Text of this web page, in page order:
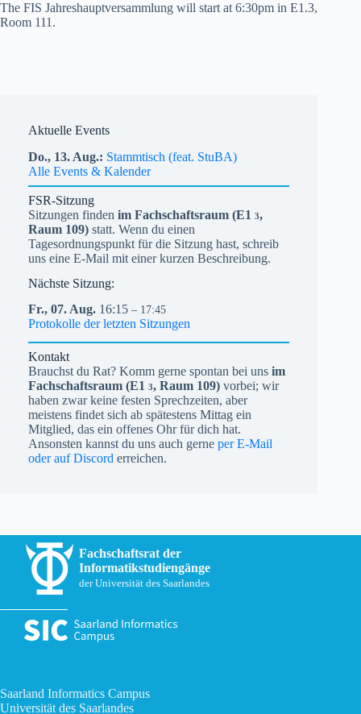
The FIS Jahreshauptversammlung will start at 6:30pm in E1.3,
Room 111.
Aktuelle Events
Do., 13. Aug. Stammtisch (feat. StuBA)
Alle Events & Kalender
FSR-Sitzung
Sitzungen finden im Fachschaftsraum (E1 3,
Raum 109) statt. Wenn du einen
Tagesordnungspunkt für die Sitzung hast, schreib
uns eine E-Mail mit einer kurzen Beschreibung.
Nächste Sitzung:
Fr., 07.Aug. 16:15 – 17:45
Protokolle der letzten Sitzungen
Kontakt
Brauchst du Rat? Komm gerne spontan bei uns im
Fachschaftsraum (E1 3, Raum 109) vorbei; wir
haben zwar keine festen Sprechzeiten, aber
meistens findet sich ab spätestens Mittag ein
Mitglied, das ein offenes Ohr für dich hat.
Ansonsten kannst du uns auch gerne per E-Mail
oder auf Discord erreichen.
Fachschaftsrat der
Informatikstudiengänge
der Universität des Saarlandes
Saarland Informatics Campus
Universität des Saarlandes